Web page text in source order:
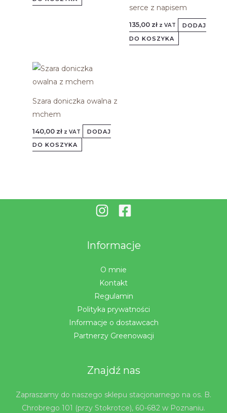
serce z napisem
135,00 zł z VAT
DODAJ
DO KOSZYKA
Szara doniczka owalna z
mchem
140,00 zł z VAT
DODAJ
DO KOSZYKA
Informacje
O mnie
Kontakt
Regulamin
Polityka prywatności
Informacje o dostawcach
Partnerzy Greenowacji
Znajdź nas
Zapraszamy do naszego sklepu stacjonarnego na os. B.
Chrobrego 101 (przy Stokrotce), 60-682 w Poznaniu.